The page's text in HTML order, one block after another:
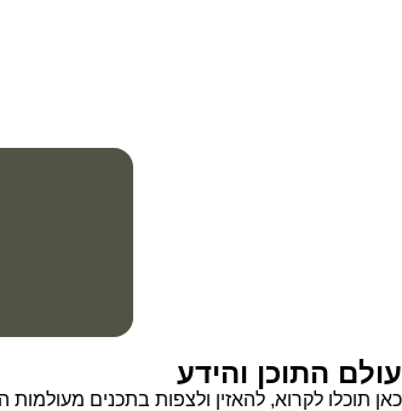
עולם התוכן והידע
כאן תוכלו לקרוא, להאזין ולצפות בתכנים